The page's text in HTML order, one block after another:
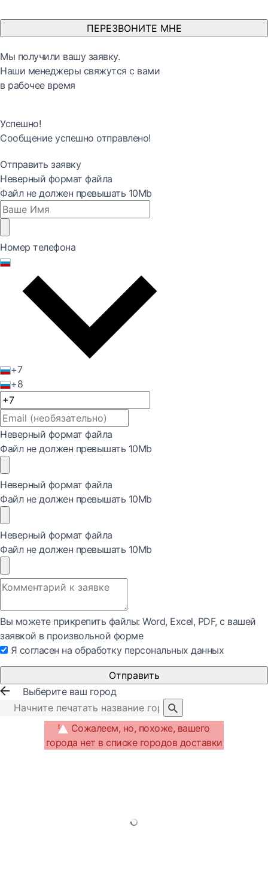
ПЕРЕЗВОНИТЕ МНЕ
Мы получили вашу заявку.
Наши менеджеры свяжутся с вами
в рабочее время
Успешно!
Сообщение успешно отправлено!
Отправить заявку
Неверный формат файла
Файл не должен превышать 10Mb
Номер телефона
+7
+8
Неверный формат файла
Файл не должен превышать 10Mb
Неверный формат файла
Файл не должен превышать 10Mb
Неверный формат файла
Файл не должен превышать 10Mb
Вы можете прикрепить файлы: Word, Exсel, PDF, с вашей
заявкой в произвольной форме
Я согласен на обработку персональных данных
Отправить
Выберите ваш город
Сожалеем, но, похоже, вашего
города нет в списке городов доставки